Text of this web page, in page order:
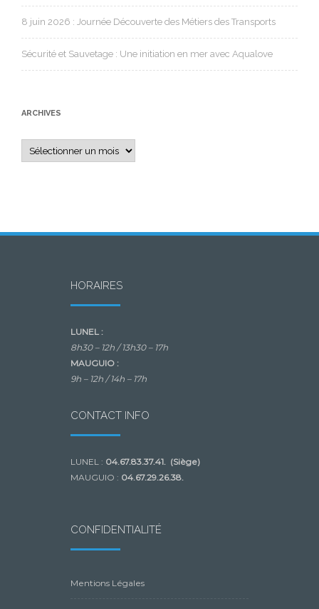
8 juin 2026 : Journée Découverte des Métiers des Transports
Sécurité et Sauvetage : Une initiation en mer avec Aqualove
ARCHIVES
Archives
HORAIRES
LUNEL :
8h30 – 12h /13h30 – 17h
MAUGUIO :
9h – 12h /14h – 17h
CONTACT INFO
LUNEL : 04.67.83.37.41. (Siège)
MAUGUIO : 04.67.29.26.38.
CONFIDENTIALITÉ
Mentions Légales